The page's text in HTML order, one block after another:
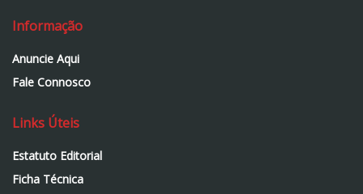
Informação
Anuncie Aqui
Fale Connosco
Links Úteis
Estatuto Editorial
Ficha Técnica